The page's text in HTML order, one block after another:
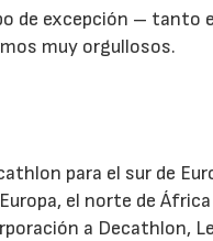
de excepción – tanto
muy orgullosos.
para el sur de
el norte de
a Decathlon,